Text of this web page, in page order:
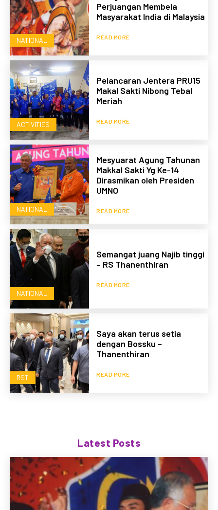
NATIONAL
Perjuangan Membela
Masyarakat India di Malaysia
READ MORE
ACTIVITIES
Pelancaran Jentera PRU15
Makal Sakti Nibong Tebal
Meriah
READ MORE
NATIONAL
Mesyuarat Agung Tahunan
Makkal Sakti Yg Ke-14
Dirasmikan oleh Presiden
UMNO
READ MORE
NATIONAL
Semangat juang Najib tinggi
– RS Thanenthiran
READ MORE
RST
Saya akan terus setia
dengan Bossku –
Thanenthiran
READ MORE
Latest Posts